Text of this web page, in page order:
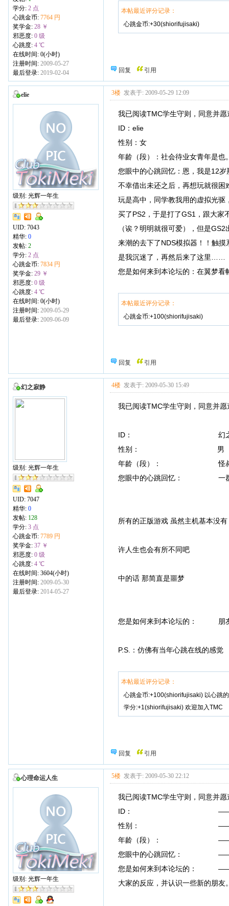
学分: 2 点
心跳金币: 7764 円
奖学金: 28 ￥
邪恶度: 0 级
心跳度: 4 ℃
在线时间: 0(小时)
注册时间: 2009-05-27
最后登录: 2019-02-04
本帖最近评分记录：
心跳金币:+30(shiorifujisaki)
回复 引用
elie
级别: 光辉一年生
UID: 7043
精华: 0
发帖: 2
学分: 2 点
心跳金币: 7834 円
奖学金: 29 ￥
邪恶度: 0 级
心跳度: 4 ℃
在线时间: 0(小时)
注册时间: 2009-05-29
最后登录: 2009-06-09
3楼 发表于: 2009-05-29 12:09
我已阅读TMC学生守则，同意并愿
ID：elie
性别：女
年龄（段）：社会待业女青年是也
您眼中的心跳回忆：恩，我是12
不幸借出未还之后，再想玩就很
玩是高中，同学教我用的虚拟光
买了PS2，于是打了GS1，跟大
（诶？明明就很可爱），但是
来潮的去下了NDS模拟器！！触
是我沉迷了，再然后来了这里……
您是如何来到本论坛的：在翼梦
本帖最近评分记录：
心跳金币:+100(shiorifujisaki)
回复 引用
幻之寂静
级别: 光辉一年生
UID: 7047
精华: 0
发帖: 128
学分: 3 点
心跳金币: 7789 円
奖学金: 37 ￥
邪恶度: 0 级
心跳度: 4 ℃
在线时间: 3604(小时)
注册时间: 2009-05-30
最后登录: 2014-05-27
4楼 发表于: 2009-05-30 15:49
我已阅读TMC学生守则，同意并愿
ID： 幻之寂
性别： 男
年龄（段）： 怪叔
您眼中的心跳回忆： 一群男生
所有的正版游戏 虽然主机基本没
许人生也会有所不同吧
中的话 那简直是噩梦
您是如何来到本论坛的： 朋
P.S.：仿佛有当年心跳在线的感觉
本帖最近评分记录：
心跳金币:+100(shiorifujisaki) 以心跳
学分:+1(shiorifujisaki) 欢迎加入TMC
回复 引用
心理命运人生
级别: 光辉一年生
5楼 发表于: 2009-05-30 22:12
我已阅读TMC学生守则，同意并愿
ID： ——心理命
性别： ——
年龄（段）：
您眼中的心跳回忆： ——心跳
您是如何来到本论坛的：
大家的反应，并认识一些新的朋